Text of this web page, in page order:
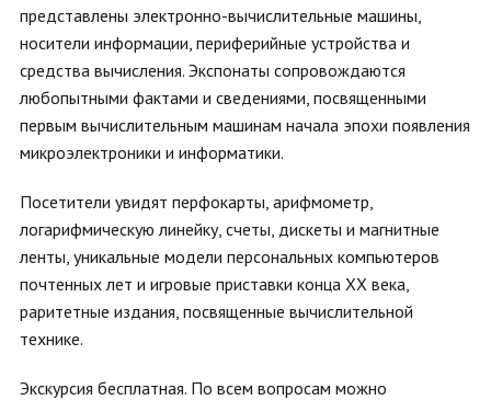
представлены электронно-вычислительные машины,
носители информации, периферийные устройства и
средства вычисления. Экспонаты сопровождаются
любопытными фактами и сведениями, посвященными
первым вычислительным машинам начала эпохи появления
микроэлектроники и информатики.
Посетители увидят перфокарты, арифмометр,
логарифмическую линейку, счеты, дискеты и магнитные
ленты, уникальные модели персональных компьютеров
почтенных лет и игровые приставки конца XX века,
раритетные издания, посвященные вычислительной
технике.
Экскурсия бесплатная. По всем вопросам можно